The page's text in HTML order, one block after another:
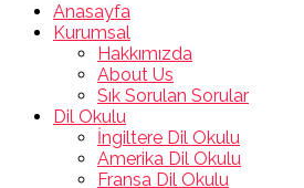
Anasayfa
Kurumsal
Hakkımızda
About Us
Sık Sorulan Sorular
Dil Okulu
İngiltere Dil Okulu
Amerika Dil Okulu
Fransa Dil Okulu